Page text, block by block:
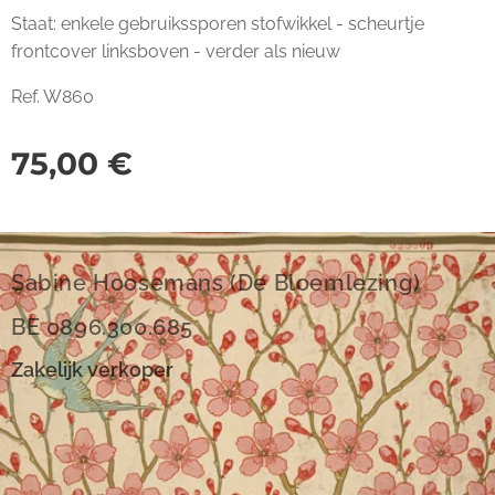
Staat: enkele gebruikssporen stofwikkel - scheurtje
frontcover linksboven - verder als nieuw
Ref. W860
75,00 €
Sabine Hoosemans (De Bloemlezing)
BE 0896.300.685
Zakelijk verkoper